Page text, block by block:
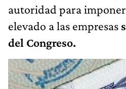
autoridad para
elevado a las empresas
del Congreso.